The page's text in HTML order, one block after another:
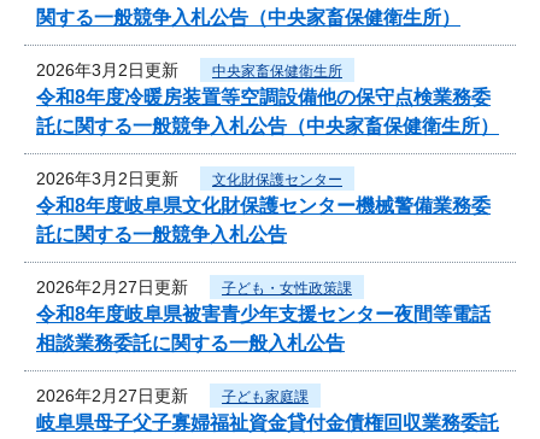
関する一般競争入札公告（中央家畜保健衛生所）
2026年3月2日更新 中央家畜保健衛生所
令和8年度冷暖房装置等空調設備他の保守点検業務委
託に関する一般競争入札公告（中央家畜保健衛生所）
2026年3月2日更新 文化財保護センター
令和8年度岐阜県文化財保護センター機械警備業務委
託に関する一般競争入札公告
2026年2月27日更新 子ども・女性政策課
令和8年度岐阜県被害青少年支援センター夜間等電話
相談業務委託に関する一般入札公告
2026年2月27日更新 子ども家庭課
岐阜県母子父子寡婦福祉資金貸付金債権回収業務委託